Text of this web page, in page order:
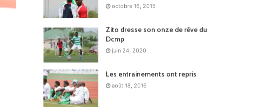
octobre 16, 2015
Zito dresse son onze de rêve du
Dcmp
juin 24, 2020
Les entrainements ont repris
août 18, 2016